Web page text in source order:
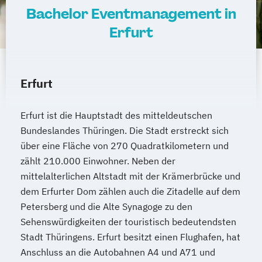
Bachelor Eventmanagement in
Erfurt
Erfurt
Erfurt ist die Hauptstadt des mitteldeutschen
Bundeslandes Thüringen. Die Stadt erstreckt sich
über eine Fläche von 270 Quadratkilometern und
zählt 210.000 Einwohner. Neben der
mittelalterlichen Altstadt mit der Krämerbrücke und
dem Erfurter Dom zählen auch die Zitadelle auf dem
Petersberg und die Alte Synagoge zu den
Sehenswürdigkeiten der touristisch bedeutendsten
Stadt Thüringens. Erfurt besitzt einen Flughafen, hat
Anschluss an die Autobahnen A4 und A71 und